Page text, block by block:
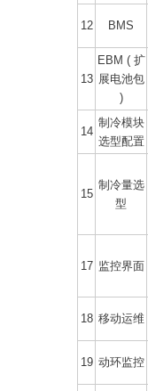
12 BMS
13
EBM ( 扩
展电池包
)
14
制冷模块
选型配置
15
制冷量选
型
17 监控界面
18 移动运维
19 动环监控